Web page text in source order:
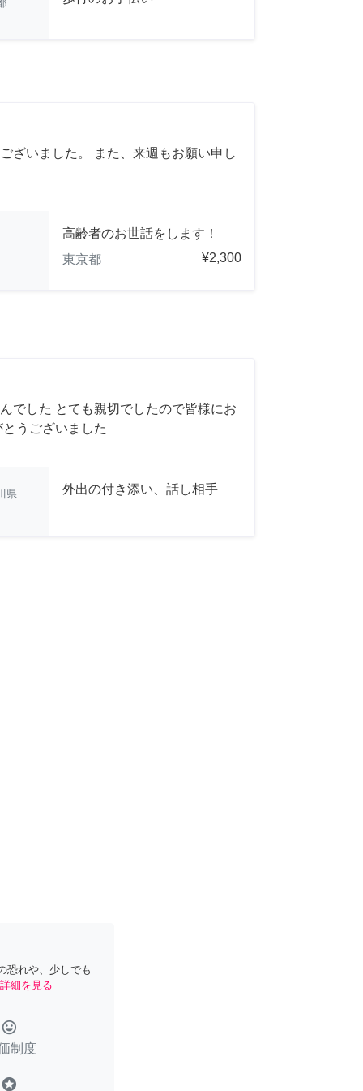
ざいました。 また、来週もお願い申し
高齢者のお世話をします！
東京都
¥2,300
でした とても親切でしたので皆様にお
うございました
県 外出の付き添い、話し相手
恐れや、少しでも
詳細を見る
tag_faces
制度
stars